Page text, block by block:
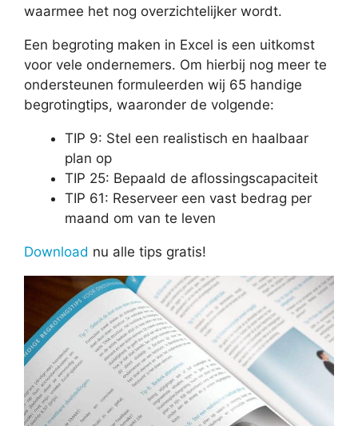
waarmee het nog overzichtelijker wordt.
Een begroting maken in Excel is een uitkomst
voor vele ondernemers. Om hierbij nog meer te
ondersteunen formuleerden wij 65 handige
begrotingtips, waaronder de volgende:
TIP 9: Stel een realistisch en haalbaar
plan op
TIP 25: Bepaald de aflossingscapaciteit
TIP 61: Reserveer een vast bedrag per
maand om van te leven
Download nu alle tips gratis!